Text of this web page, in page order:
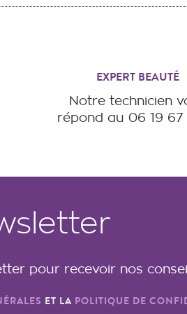
EXPERT BEAUTÉ
Notre technicien
répond au 06 19 67
pour recevoir nos
ET LA POLITIQUE DE